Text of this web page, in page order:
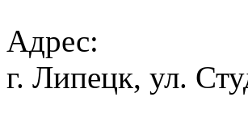
Адрес:
г. Липецк, ул.